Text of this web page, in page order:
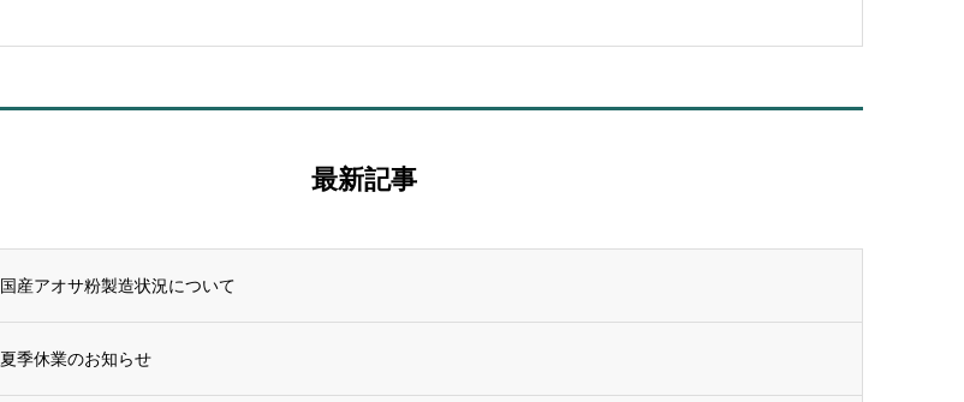
最新記事
国産アオサ粉製造状況について
夏季休業のお知らせ